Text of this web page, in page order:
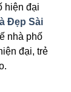
hiện đại
Đẹp Sài
nhà phố
đại, trẻ